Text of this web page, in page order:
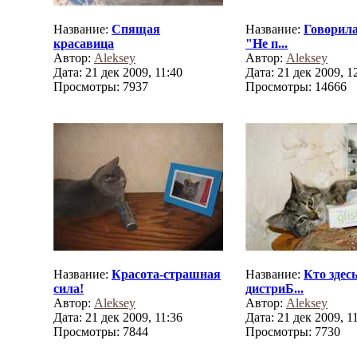
Название: Спящая
красавица
Автор: Aleksey
Дата: 21 дек 2009, 11:40
Просмотры: 7937
Название:
"Не п...
Автор: Aleksey
Дата: 21 дек 2009,
Просмотры: 14666
Название: Красота-страшная
сила!
Автор: Aleksey
Дата: 21 дек 2009, 11:36
Просмотры: 7844
Название: Кто
дистриБ...
Автор: Aleksey
Дата: 21 дек 2009,
Просмотры: 7730